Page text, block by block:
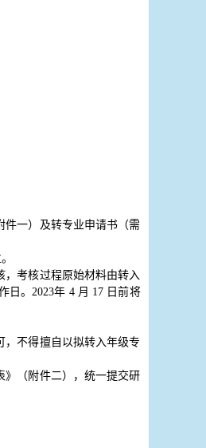
件一）及转专业申请书（需
考核过程原始材料由转入
日。2023年 4 月 17 日前将
，不得擅自以拟转入年级专
》（附件二），统一提交研